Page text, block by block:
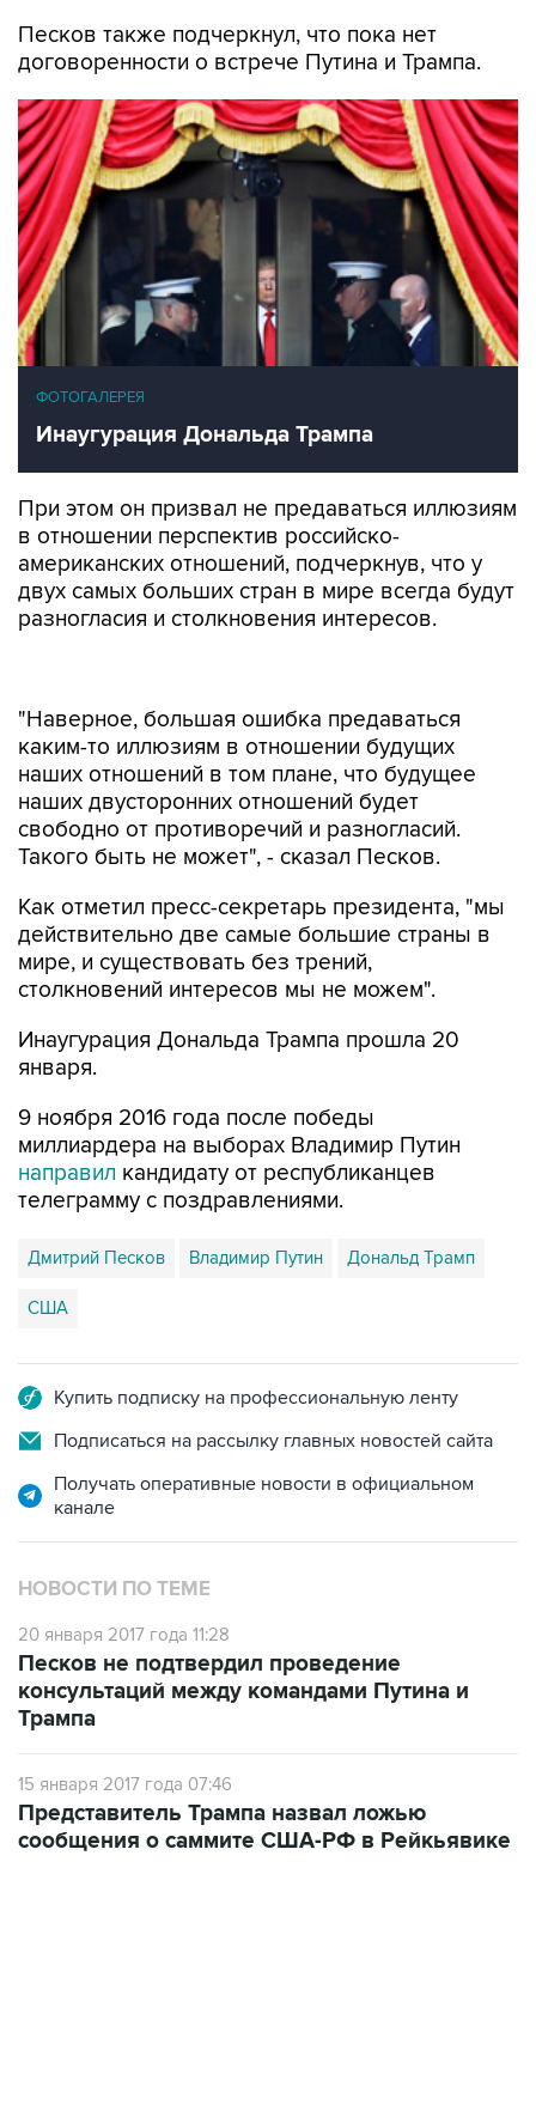
Песков также подчеркнул, что пока нет
договоренности о встрече Путина и Трампа.
ФОТОГАЛЕРЕЯ
Инаугурация Дональда Трампа
При этом он призвал не предаваться иллюзиям
в отношении перспектив российско-
американских отношений, подчеркнув, что у
двух самых больших стран в мире всегда будут
разногласия и столкновения интересов.
наших отношений в том плане, что будущее
наших двусторонних отношений будет
свободно от противоречий и разногласий.
Такого быть не может", - сказал Песков.
Как отметил пресс-секретарь президента, "мы
мире, и существовать без трений,
столкновений интересов мы не можем".
Инаугурация Дональда Трампа прошла 20
9 ноября 2016 года после победы
направилкандидату от республиканцев
телеграмму с поздравлениями.
Дмитрий Песков Владимир Путин
США
Подписаться на рассылку главных новостей сайта
Получать оперативные новости в официальном
канале
НОВОСТИ ПО ТЕМЕ
20 января 2017 года 11:28
консультаций между командами Путина и
Трампа
15 января 2017 года 07:46
сообщения о саммите США-РФ в Рейкьявике